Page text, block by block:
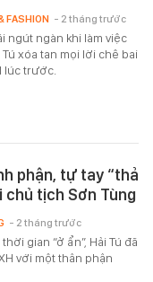
ngút ngàn khi làm việc
Tú xóa tan mọi lời chê bai
lúc trước.
FASHION - 2 tháng trước
phận, tự tay “thả
chủ tịch Sơn Tùng
gian “ở ẩn”, Hải Tú đã
với một thân phận
- 2 tháng trước